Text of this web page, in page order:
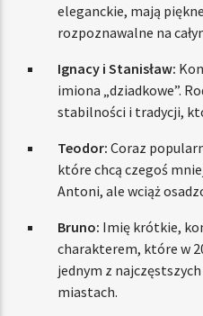
eleganckie, mają
rozpoznawalne na
Ignacy i Stanisław:
imiona „dziadkowe”.
stabilności i tradycji,
Teodor: Coraz
które chcą czegoś
Antoni, ale wciąż
Bruno: Imię krótkie,
charakterem, które w
jednym z
miastach.